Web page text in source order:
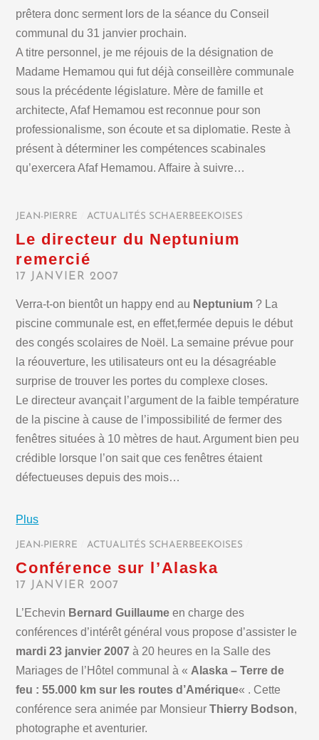
prêtera donc serment lors de la séance du Conseil
communal du 31 janvier prochain.
A titre personnel, je me réjouis de la désignation de
Madame Hemamou qui fut déjà conseillère communale
sous la précédente législature. Mère de famille et
architecte, Afaf Hemamou est reconnue pour son
professionalisme, son écoute et sa diplomatie. Reste à
présent à déterminer les compétences scabinales
qu’exercera Afaf Hemamou. Affaire à suivre…
JEAN-PIERRE ACTUALITÉS SCHAERBEEKOISES
Le directeur du Neptunium
remercié
17 JANVIER 2007
Verra-t-on bientôt un happy end au Neptunium ? La
piscine communale est, en effet,fermée depuis le début
des congés scolaires de Noël. La semaine prévue pour
la réouverture, les utilisateurs ont eu la désagréable
surprise de trouver les portes du complexe closes.
Le directeur avançait l’argument de la faible température
de la piscine à cause de l’impossibilité de fermer des
fenêtres situées à 10 mètres de haut. Argument bien peu
crédible lorsque l’on sait que ces fenêtres étaient
défectueuses depuis des mois…
Plus
JEAN-PIERRE ACTUALITÉS SCHAERBEEKOISES
Conférence sur l’Alaska
17 JANVIER 2007
L’Echevin Bernard Guillaume en charge des
conférences d’intérêt général vous propose d’assister le
mardi 23 janvier 2007 à 20 heures en la Salle des
Mariages de l’Hôtel communal à « Alaska – Terre de
feu : 55.000 km sur les routes d’Amérique« . Cette
conférence sera animée par MonsieurThierry Bodson,
photographe et aventurier.